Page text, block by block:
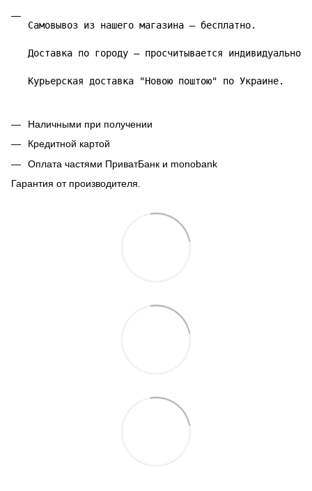
Самовывоз из нашего магазина – бесплатно.
Доставка по городу – просчитывается индивидуально.
Курьерская доставка "Новою поштою" по Украине.
Наличными при получении
Кредитной картой
Оплата частями ПриватБанк и monobank
Гарантия от производителя.